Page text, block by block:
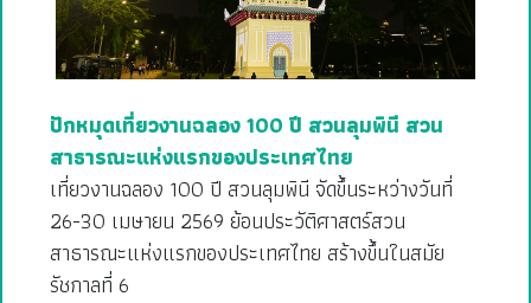
ปักหมุดเที่ยวงานฉลอง 100 ปี สวนลุมพินี สวน
สาธารณะแห่งแรกของประเทศไทย
เที่ยวงานฉลอง 100 ปี สวนลุมพินี จัดขึ้นระหว่างวันที่
26-30 เมษายน 2569 ย้อนประวัติศาสตร์สวน
สาธารณะแห่งแรกของประเทศไทย สร้างขึ้นในสมัย
รัชกาลที่ 6